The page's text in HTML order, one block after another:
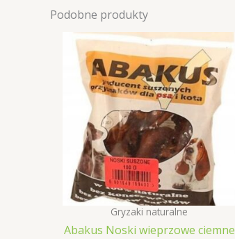
Podobne produkty
Gryzaki naturalne
Abakus Noski wieprzowe ciemne